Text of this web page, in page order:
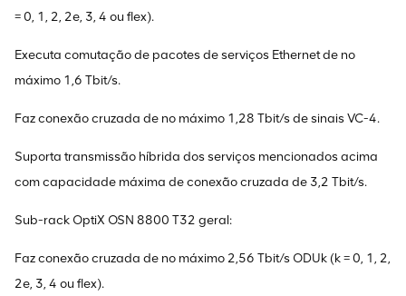
= 0, 1, 2, 2e, 3, 4 ou flex).
Executa comutação de pacotes de serviços Ethernet de no
máximo 1,6 Tbit/s.
Faz conexão cruzada de no máximo 1,28 Tbit/s de sinais VC-4.
Suporta transmissão híbrida dos serviços mencionados acima
com capacidade máxima de conexão cruzada de 3,2 Tbit/s.
Sub-rack OptiX OSN 8800 T32 geral:
Faz conexão cruzada de no máximo 2,56 Tbit/s ODUk (k = 0, 1, 2,
2e, 3, 4 ou flex).